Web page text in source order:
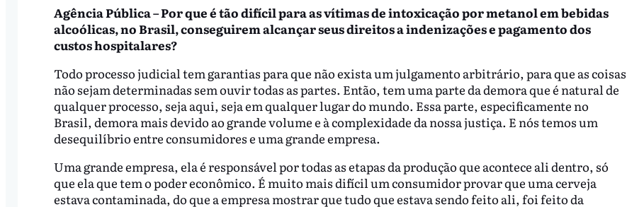
Agência Pública – Por que é tão difícil para as vítimas de intoxicação por metanol em bebidas
alcoólicas, no Brasil, conseguirem alcançar seus direitos a indenizações e pagamento dos
custos hospitalares?
Todo processo judicial tem garantias para que não exista um julgamento arbitrário, para que as coisas
não sejam determinadas sem ouvir todas as partes. Então, tem uma parte da demora que é natural de
qualquer processo, seja aqui, seja em qualquer lugar do mundo. Essa parte, especificamente no
Brasil, demora mais devido ao grande volume e à complexidade da nossa justiça. E nós temos um
desequilíbrio entre consumidores e uma grande empresa.
Uma grande empresa, ela é responsável por todas as etapas da produção que acontece ali dentro, só
que ela que tem o poder econômico. É muito mais difícil um consumidor provar que uma cerveja
estava contaminada, do que a empresa mostrar que tudo que estava sendo feito ali, foi feito da